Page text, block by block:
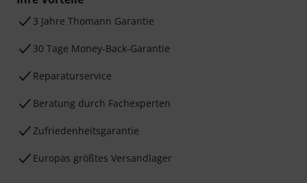
3 Jahre Thomann Garantie
30 Tage Money-Back-Garantie
Reparaturservice
Beratung durch Fachexperten
Zufriedenheitsgarantie
Europas größtes Versandlager